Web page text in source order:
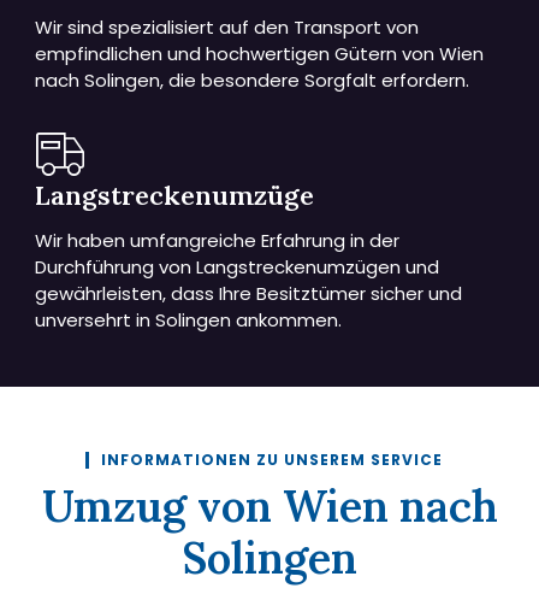
Wir sind spezialisiert auf den Transport von
empfindlichen und hochwertigen Gütern von Wien
nach Solingen, die besondere Sorgfalt erfordern.
Langstreckenumzüge
Wir haben umfangreiche Erfahrung in der
Durchführung von Langstreckenumzügen und
gewährleisten, dass Ihre Besitztümer sicher und
unversehrt in Solingen ankommen.
INFORMATIONEN ZU UNSEREM SERVICE
Umzug von Wien nach
Solingen